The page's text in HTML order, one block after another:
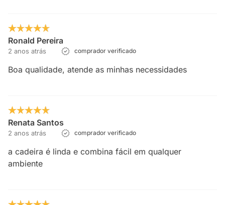
Ronald Pereira
2 anos atrás comprador verificado
Boa qualidade, atende as minhas necessidades
Renata Santos
2 anos atrás comprador verificado
a cadeira é linda e combina fácil em qualquer
ambiente